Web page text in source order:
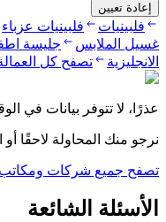
إعادة تعيين
فلبينيات فلبينيات عزباء
غسيل الملابس
جليسة
الانجليزية
تصفح كل
عذرًا، لا تتوفر بيانات في
نرجو منك المحاولة لاحقًا
تصفح جميع شركات ومكاتب
الأسئلة الشائعة